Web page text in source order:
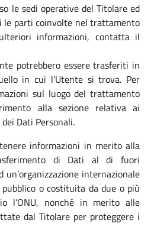
le sedi operative del Titolare ed
le parti coinvolte nel trattamento
informazioni, contatta il
potrebbero essere trasferiti in
in cui l’Utente si trova. Per
sul luogo del trattamento
alla sezione relativa ai
Dati Personali.
informazioni in merito alla
di Dati al di fuori
un’organizzazione internazionale
o costituita da due o più
l’ONU, nonché in merito alle
dal Titolare per proteggere i